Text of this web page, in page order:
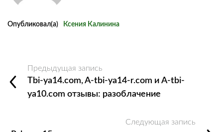
Опубликовал(а) Ксения Калинина
Предыдущая запись
Tbi-ya14.com, A-tbi-ya14-r.com и A-tbi-
ya10.com отзывы: разоблачение
Следующая запись